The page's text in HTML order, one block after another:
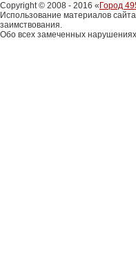
Copyright © 2008 - 2016 « Город
Использование материалов
заимствования.
Обо всех замеченных